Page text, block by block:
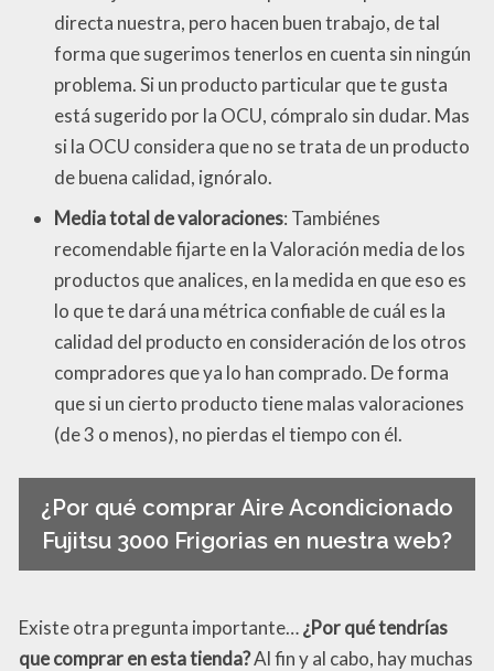
directa nuestra, pero hacen buen trabajo, de tal
forma que sugerimos tenerlos en cuenta sin ningún
problema. Si un producto particular que te gusta
está sugerido por la OCU, cómpralo sin dudar. Mas
si la OCU considera que no se trata de un producto
de buena calidad, ignóralo.
Media total de valoraciones: Tambiénes
recomendable fijarte en la Valoración media de los
productos que analices, en la medida en que eso es
lo que te dará una métrica confiable de cuál es la
calidad del producto en consideración de los otros
compradores que ya lo han comprado. De forma
que si un cierto producto tiene malas valoraciones
(de 3 o menos), no pierdas el tiempo con él.
¿Por qué comprar Aire Acondicionado
Fujitsu 3000 Frigorias en nuestra web?
Existe otra pregunta importante…¿Por qué tendrías
que comprar en esta tienda?Al fin y al cabo, hay muchas